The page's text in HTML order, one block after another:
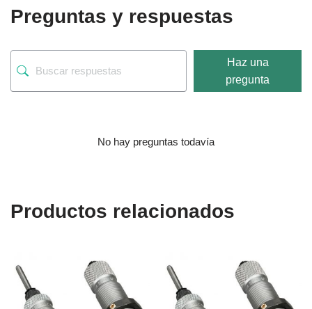
Preguntas y respuestas
Haz una
pregunta
No hay preguntas todavía
Productos relacionados